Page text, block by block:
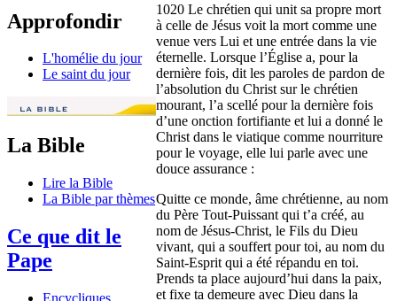
Approfondir
L'homélie du jour
Le saint du jour
La Bible
Lire la Bible
La Bible par thèmes
Ce que dit le
Pape
Encycliques
1020 Le chrétien qui unit sa propre mort
à celle de Jésus voit la mort comme une
venue vers Lui et une entrée dans la vie
éternelle. Lorsque l’Église a, pour la
dernière fois, dit les paroles de pardon de
l’absolution du Christ sur le chrétien
mourant, l’a scellé pour la dernière fois
d’une onction fortifiante et lui a donné le
Christ dans le viatique comme nourriture
pour le voyage, elle lui parle avec une
douce assurance :
Quitte ce monde, âme chrétienne, au nom
du Père Tout-Puissant qui t’a créé, au
nom de Jésus-Christ, le Fils du Dieu
vivant, qui a souffert pour toi, au nom du
Saint-Esprit qui a été répandu en toi.
Prends ta place aujourd’hui dans la paix,
et fixe ta demeure avec Dieu dans la